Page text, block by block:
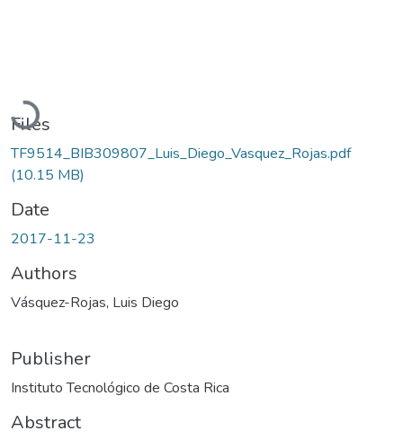
Loading...
Files
TF9514_BIB309807_Luis_Diego_Vasquez_Rojas.pdf
(10.15 MB)
Date
2017-11-23
Authors
Vásquez-Rojas, Luis Diego
Publisher
Instituto Tecnológico de Costa Rica
Abstract